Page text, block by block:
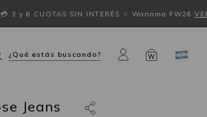
💳 3 y 6 CUOTAS SIN INTERÉS ✨ Wanama FW26
¿Qué estás buscando? W
Jeans